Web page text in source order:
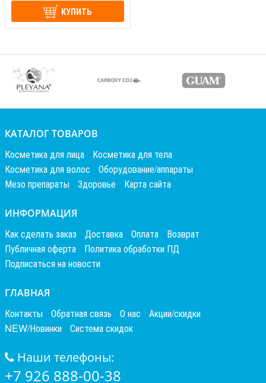
КУПИТЬ
КАТАЛОГ ТОВАРОВ
Косметика для лица
Косметика для тела
Косметика для волос
Оборудование/аппараты
Мезо препараты
Здоровье Карта сайта
ИНФОРМАЦИЯ
Как сделать заказ Доставка Оплата
Возврат
Публичная оферта
Политика обработки ПД
Подписаться на новости
ГЛАВНАЯ
Контакты Обратная связь О нас
Акции/скидки
NEW/Новинки
Система скидок
Наши телефоны:
+7 926 888-00-38